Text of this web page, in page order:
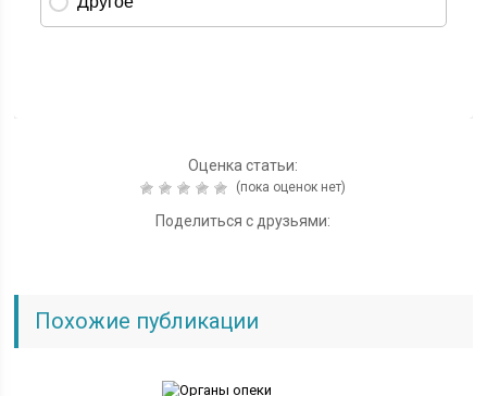
Оценка статьи:
(пока оценок нет)
Поделиться с друзьями:
Похожие публикации